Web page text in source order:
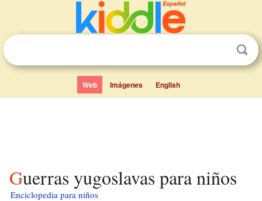
Web Imágenes English
Guerras yugoslavas para niños
Enciclopedia para niños